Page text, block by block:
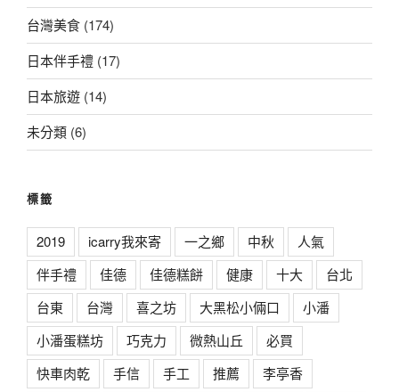
台灣美食 (174)
日本伴手禮 (17)
日本旅遊 (14)
未分類 (6)
標籤
2019 icarry我來寄 一之鄉 中秋
人氣
伴手禮
佳德 佳德糕餅 健康 十大
台北
台東
台灣 喜之坊 大黑松小倆口
小潘
小潘蛋糕坊
巧克力 微熱山丘
必買
快車肉乾
手信 手工 推薦
李亭香